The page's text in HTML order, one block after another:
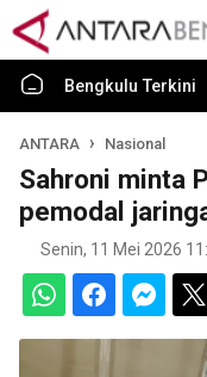
Bengkulu Terkini
ANTARA Nasional
Sahroni minta
pemodal
Senin, 11 Mei 2026